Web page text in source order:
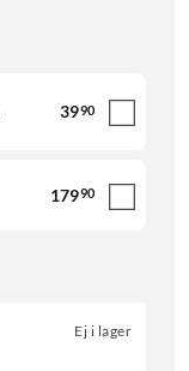
3990
17990
Ej i lager